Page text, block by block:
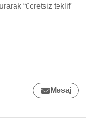
“ücretsiz teklif”
Mesaj